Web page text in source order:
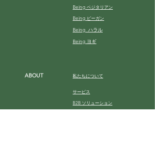
Being ベジタリアン
Being ビーガン
Being ハラル
Being ヨギ
ABOUT 私たちについて
サービス
B2B ソリューション